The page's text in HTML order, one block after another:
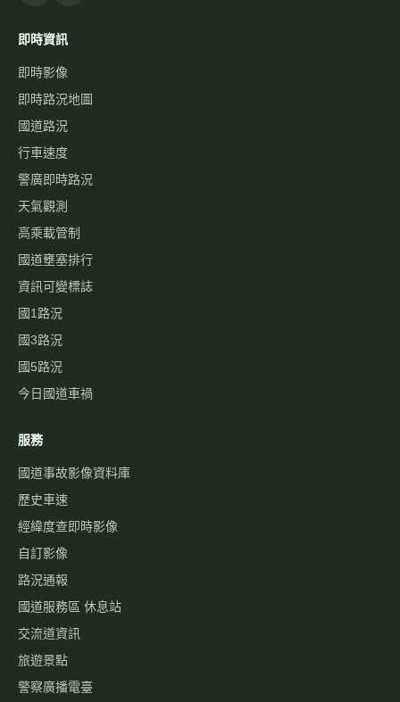
即時資訊
即時影像
即時路況地圖
國道路況
行車速度
警廣即時路況
天氣觀測
高乘載管制
國道壅塞排行
資訊可變標誌
國1路況
國3路況
國5路況
今日國道車禍
服務
國道事故影像資料庫
歷史車速
經緯度查即時影像
自訂影像
路況通報
國道服務區 休息站
交流道資訊
旅遊景點
警察廣播電臺